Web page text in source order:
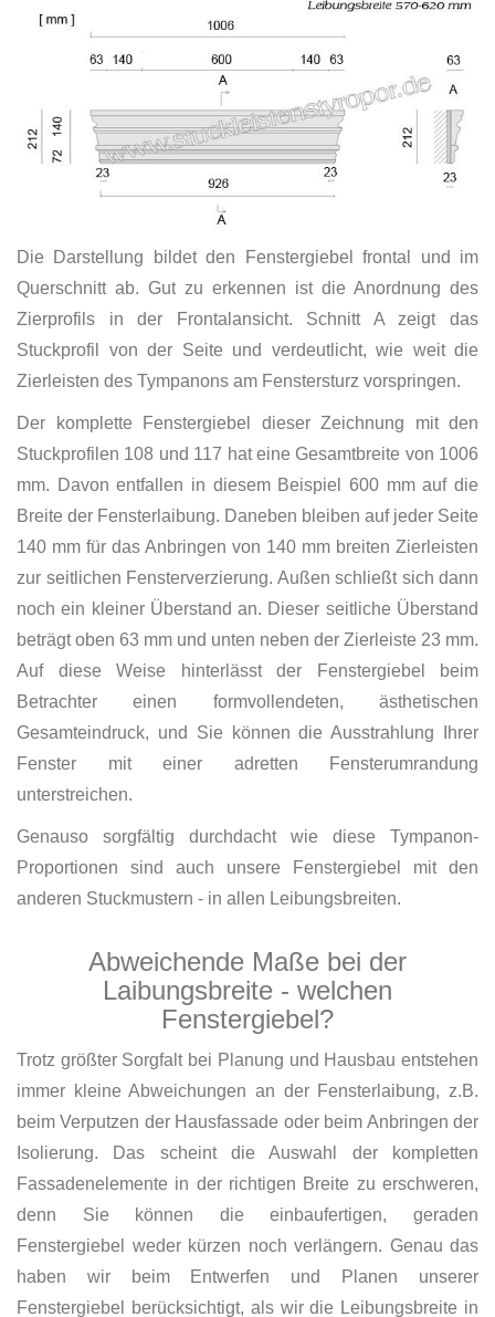
Die Darstellung bildet den Fenstergiebel frontal und im
Querschnitt ab. Gut zu erkennen ist die Anordnung des
Zierprofils in der Frontalansicht. Schnitt A zeigt das
Stuckprofil von der Seite und verdeutlicht, wie weit die
Zierleisten des Tympanons am Fenstersturz vorspringen.
Der komplette Fenstergiebel dieser Zeichnung mit den
Stuckprofilen 108 und 117 hat eine Gesamtbreite von 1006
mm. Davon entfallen in diesem Beispiel 600 mm auf die
Breite der Fensterlaibung. Daneben bleiben auf jeder Seite
140 mm für das Anbringen von 140 mm breiten Zierleisten
zur seitlichen Fensterverzierung. Außen schließt sich dann
noch ein kleiner Überstand an. Dieser seitliche Überstand
beträgt oben 63 mm und unten neben der Zierleiste 23 mm.
Auf diese Weise hinterlässt der Fenstergiebel beim
Betrachter einen formvollendeten, ästhetischen
Gesamteindruck, und Sie können die Ausstrahlung Ihrer
Fenster mit einer adretten Fensterumrandung
unterstreichen.
Genauso sorgfältig durchdacht wie diese Tympanon-
Proportionen sind auch unsere Fenstergiebel mit den
anderen Stuckmustern - in allen Leibungsbreiten.
Abweichende Maße bei der
Laibungsbreite - welchen
Fenstergiebel?
Trotz größter Sorgfalt bei Planung und Hausbau entstehen
immer kleine Abweichungen an der Fensterlaibung, z.B.
beim Verputzen der Hausfassade oder beim Anbringen der
Isolierung. Das scheint die Auswahl der kompletten
Fassadenelemente in der richtigen Breite zu erschweren,
denn Sie können die einbaufertigen, geraden
Fenstergiebel weder kürzen noch verlängern. Genau das
haben wir beim Entwerfen und Planen unserer
Fenstergiebel berücksichtigt, als wir die Leibungsbreite in